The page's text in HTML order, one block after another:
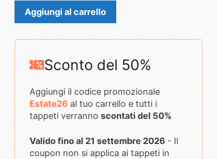
Tappeto
Uzbek
quantità
Aggiungi al carrello
Sconto del 50%
Aggiungi il codice promozionale
Estate26 al tuo carrello e tutti i
tappeti verranno scontati del 50%
Valido fino al 21 settembre 2026 - Il
coupon non si applica ai tappeti in